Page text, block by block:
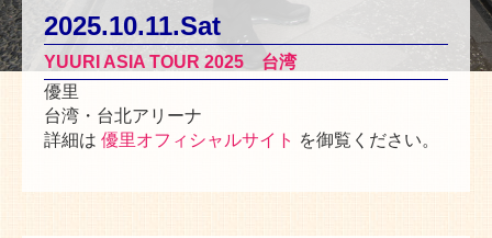
2025.10.11.Sat
YUURI ASIA TOUR 2025 台湾
優里
台湾・台北アリーナ
詳細は 優里オフィシャルサイト を御覧ください。